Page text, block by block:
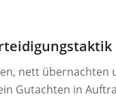
nett übernachten
Gutachten in